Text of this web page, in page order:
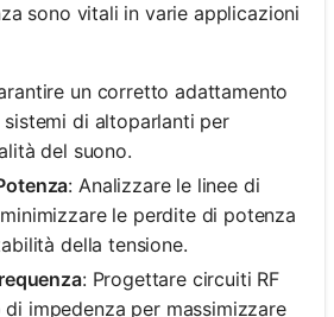
sono vitali in varie applicazioni
un corretto adattamento
di altoparlanti per
del suono.
: Analizzare le linee di
le perdite di potenza
della tensione.
: Progettare circuiti RF
impedenza per massimizzare